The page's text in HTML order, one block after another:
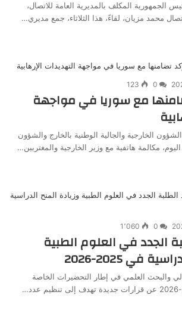
الجمهورية المكلف بالمديرية العامة للاتصال،
محمد مزيان، لقاءً، هذا الثلاثاء، جمع مديري…
0
123
مع سوريا في مواجهة
الخارجية والجالية الوطنية بالخارج والشؤون
مكالمة هاتفية مع وزير الخارجية والمغتربين…
0 1٬060
الجدد في العلوم الطبية
في 2025-2026
والبحث العلمي في إطار التحضيرات الخاصة